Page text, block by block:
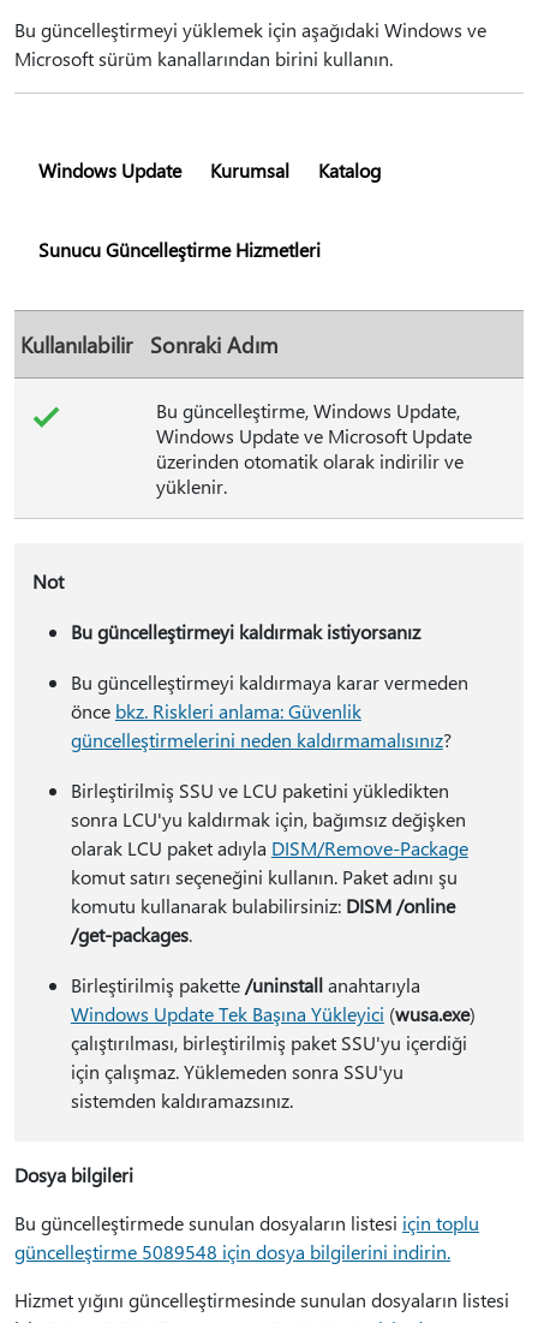
Bu güncelleştirmeyi yüklemek için aşağıdaki Windows ve
Microsoft sürüm kanallarından birini kullanın.
Windows Update Kurumsal Katalog
Sunucu Güncelleştirme Hizmetleri
Kullanılabilir Sonraki Adım
Bu güncelleştirme, Windows Update,
Windows Update ve Microsoft Update
üzerinden otomatik olarak indirilir ve
yüklenir.
Not
Bu güncelleştirmeyi kaldırmak istiyorsanız
Bu güncelleştirmeyi kaldırmaya karar vermeden
önce bkz. Riskleri anlama: Güvenlik
güncelleştirmelerini neden kaldırmamalısınız?
Birleştirilmiş SSU ve LCU paketini yükledikten
sonra LCU'yu kaldırmak için, bağımsız değişken
olarak LCU paket adıyla DISM/Remove-Package
komut satırı seçeneğini kullanın. Paket adını şu
komutu kullanarak bulabilirsiniz: DISM /online
/get-packages.
Birleştirilmiş pakette /uninstallanahtarıyla
Windows Update Tek Başına Yükleyici (wusa.exe)
çalıştırılması, birleştirilmiş paket SSU'yu içerdiği
için çalışmaz. Yüklemeden sonra SSU'yu
sistemden kaldıramazsınız.
Dosya bilgileri
Bu güncelleştirmede sunulan dosyaların listesi için toplu
güncelleştirme 5089548 için dosya bilgilerini indirin.
Hizmet yığını güncelleştirmesinde sunulan dosyaların listesi